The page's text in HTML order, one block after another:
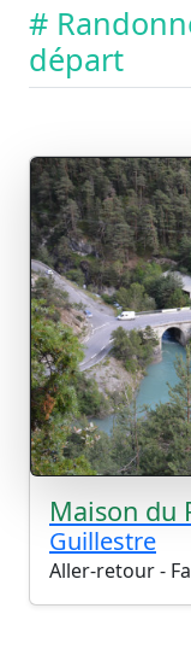
#
départ
Maison du
Guillestre
Aller-retour -